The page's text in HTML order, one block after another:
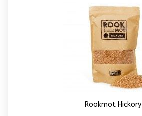
Rookmot Hickory